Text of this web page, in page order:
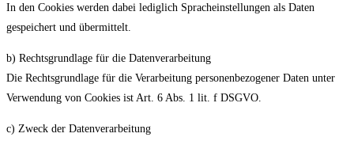
In den Cookies werden dabei lediglich Spracheinstellungen als Daten
gespeichert und übermittelt.
b) Rechtsgrundlage für die Datenverarbeitung
Die Rechtsgrundlage für die Verarbeitung personenbezogener Daten unter
Verwendung von Cookies ist Art. 6 Abs. 1 lit. f DSGVO.
c) Zweck der Datenverarbeitung